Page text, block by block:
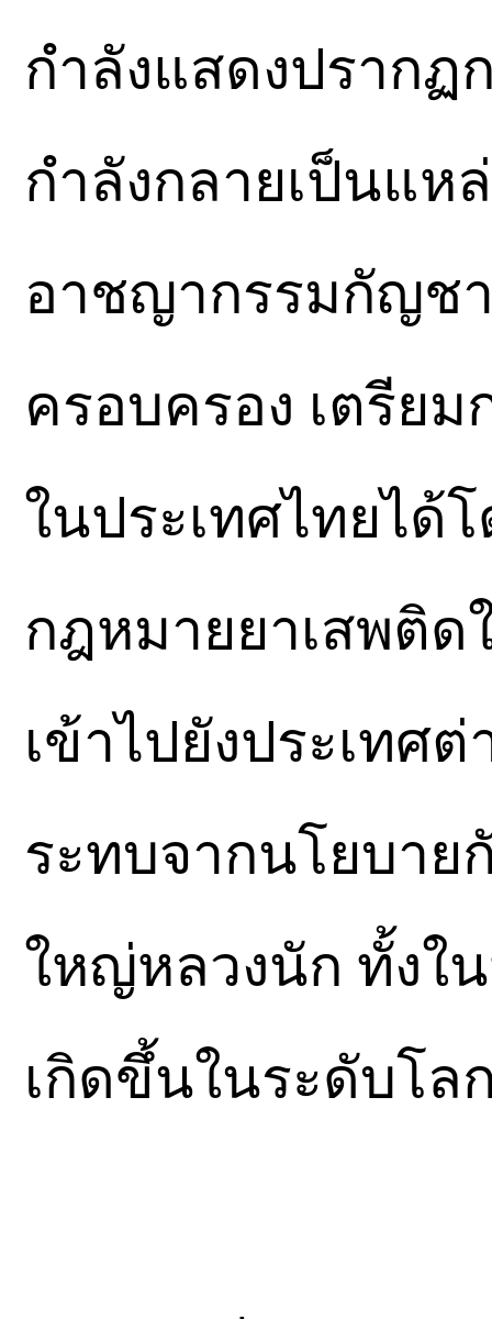
กำลังแสดงปรากฏ
กำลังกลายเป็นแห
อาชญากรรมกัญช
ครอบครอง เตรีย
ในประเทศไทยได้
กฎหมายยาเสพติด
เข้าไปยังประเทศ
ระทบจากนโยบา
ใหญ่หลวงนัก ทั้งใ
เกิดขึ้นในระดับโล